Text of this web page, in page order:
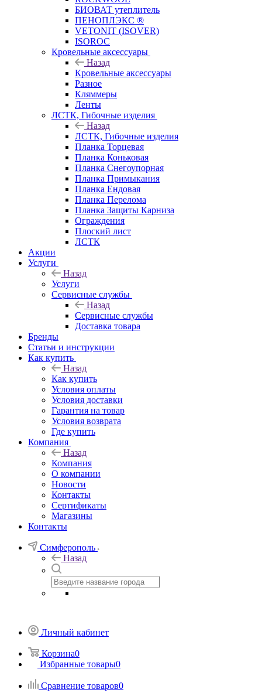
БИОВАТ утеплитель
ПЕНОПЛЭКС ®
VETONIT (ISOVER)
ISOROC
Кровельные аксессуары
Назад
Кровельные аксессуары
Разное
Кляммеры
Ленты
ЛСТК, Гибочные изделия
Назад
ЛСТК, Гибочные изделия
Планка Торцевая
Планка Коньковая
Планка Снегоупорная
Планка Примыкания
Планка Ендовая
Планка Перелома
Планка Защиты Карниза
Ограждения
Плоский лист
ЛСТК
Акции
Услуги
Назад
Услуги
Сервисные службы
Назад
Сервисные службы
Доставка товара
Бренды
Статьи и инструкции
Как купить
Назад
Как купить
Условия оплаты
Условия доставки
Гарантия на товар
Условия возврата
Где купить
Компания
Назад
Компания
О компании
Новости
Контакты
Сертификаты
Магазины
Контакты
Симферополь
Назад
Личный кабинет
Корзина0
Избранные товары0
Сравнение товаров0